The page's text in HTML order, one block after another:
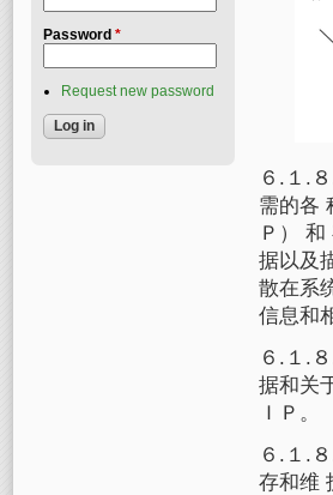
６.１.
需的各
Ｐ）
据以及
散在系
信息和
６.１.
据和关
ＩＰ。
６.１.
存和维
Password *
Request new password